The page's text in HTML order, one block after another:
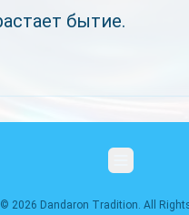
бытие.
© 2026 Dandaron Tradition. All